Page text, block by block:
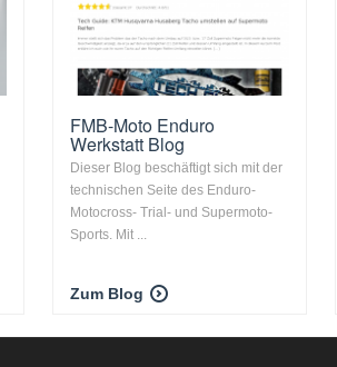
FMB-Moto Enduro
Werkstatt Blog
Dieser Blog beschäftigt sich mit der
technischen Seite des Enduro-
Motocross- Trial- und Supermoto-
Sports. Mit ...
Zum Blog